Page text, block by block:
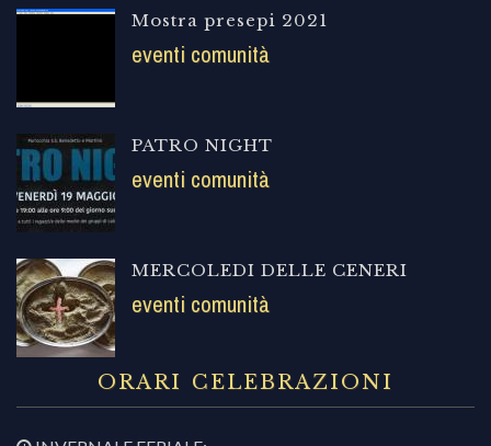
Mostra presepi 2021
eventi comunità
PATRO NIGHT
eventi comunità
MERCOLEDI DELLE CENERI
eventi comunità
ORARI CELEBRAZIONI